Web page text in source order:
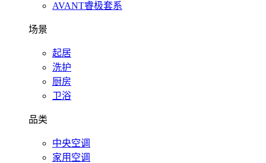
AVANT睿极套系
场景
起居
洗护
厨房
卫浴
品类
中央空调
家用空调